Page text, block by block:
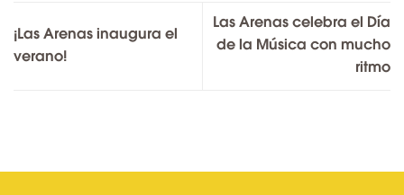
¡Las Arenas inaugura el
verano!
Las Arenas celebra el Día
de la Música con mucho
ritmo